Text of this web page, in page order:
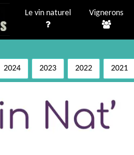
Le vin naturel Vignerons
2024 2023 2022 2021